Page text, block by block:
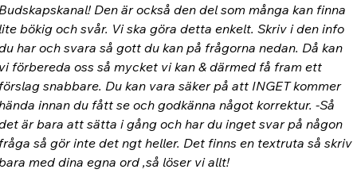
Den är också den del som många kan finna
bökig och svår. Vi ska göra detta enkelt. Skriv i den info
har och svara så gott du kan på frågorna nedan. Då kan
förbereda oss så mycket vi kan & därmed få fram ett
snabbare. Du kan vara säker på att INGET kommer
innan du fått se och godkänna något korrektur. -Så
är bara att sätta i gång och har du inget svar på någon
så gör inte det ngt heller. Det finns en textruta så skriv
med dina egna ord ,så löser vi allt!